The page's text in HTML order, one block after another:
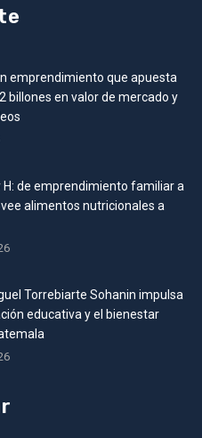
emprendimiento que apuesta
billones en valor de mercado y
H: de emprendimiento familiar a
alimentos nutricionales a
Torrebiarte Sohanin impulsa
educativa y el bienestar